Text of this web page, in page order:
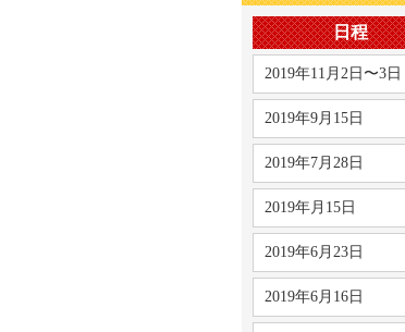
日程
2019年11月2日〜3日
2019年9月15日
2019年7月28日
2019年月15日
2019年6月23日
2019年6月16日